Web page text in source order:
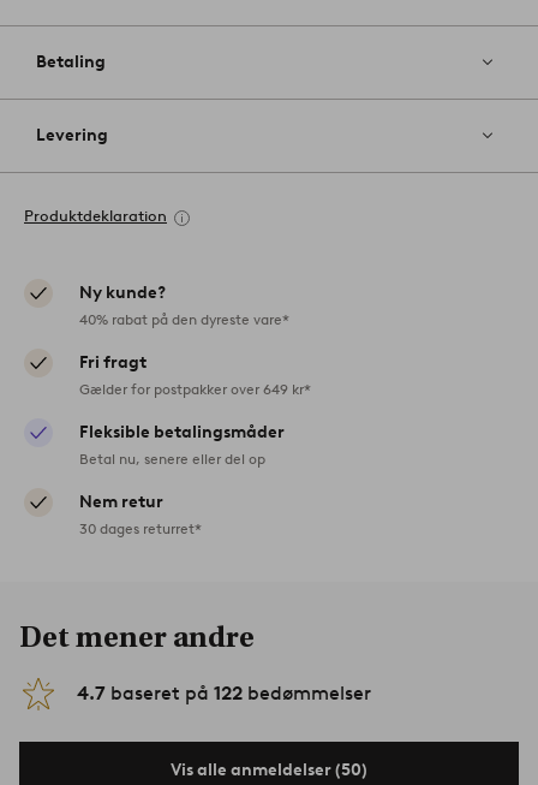
Betaling
Levering
Produktdeklaration
Ny kunde?
40% rabat på den dyreste vare*
Fri fragt
Gælder for postpakker over 649 kr*
Fleksible betalingsmåder
Betal nu, senere eller del op
Nem retur
30 dages returret*
Det mener andre
4.7 baseret på 122 bedømmelser
Vis alle anmeldelser (50)